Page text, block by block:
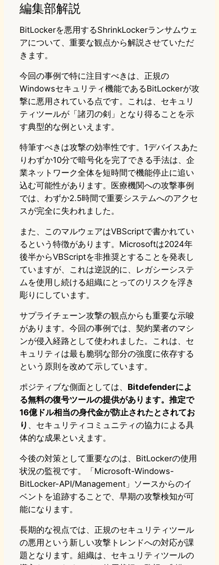
編集部解説
BitLockerを悪用するShrinkLockerランサムウェ
アについて、重要な観点から解説させていただ
きます。
今回の事例で特に注目すべきは、正規の
Windowsセキュリティ機能であるBitLockerが攻
撃に悪用されている点です。これは、セキュリ
ティツールが「諸刃の剣」となり得ることを示
す典型的な例といえます。
特筆すべきは攻撃の効率性です。1デバイスあた
りわずか10分で暗号化を完了できる手法は、企
業ネットワーク全体を短時間で機能停止に追い
込む可能性があります。医療機関への攻撃事例
では、わずか2.5時間で重要システムへのアクセ
スが完全に失われました。
また、このマルウェアはVBScriptで書かれてい
るという特徴があります。Microsoftは2024年
後半からVBScriptを非推奨とすることを発表し
ていますが、これは逆説的に、レガシーシステ
ムを使用し続ける組織にとってのリスクを浮き
彫りにしています。
サプライチェーン攻撃の観点からも重要な示唆
があります。今回の事例では、契約業者のマシ
ンが侵入経路として使われました。これは、セ
キュリティは最も脆弱な部分の強度に依存する
という原則を改めて示しています。
ポジティブな側面としては、 Bitdefenderによ
る無料の復号ツールの提供があります。推定で
16億ドル相当の身代金が防止されたとされてお
り 、セキュリティコミュニティの協力による具
体的な成果といえます。
今後の対策として重要なのは、BitLockerの使用
状況の監視です。「Microsoft-Windows-
BitLocker-API/Management」ソースからのイ
ベントを追跡することで、早期の攻撃検知が可
能になります。
長期的な視点では、正規のセキュリティツール
の悪用という新しい攻撃トレンドへの対応が課
題となります。組織は、セキュリティツールの